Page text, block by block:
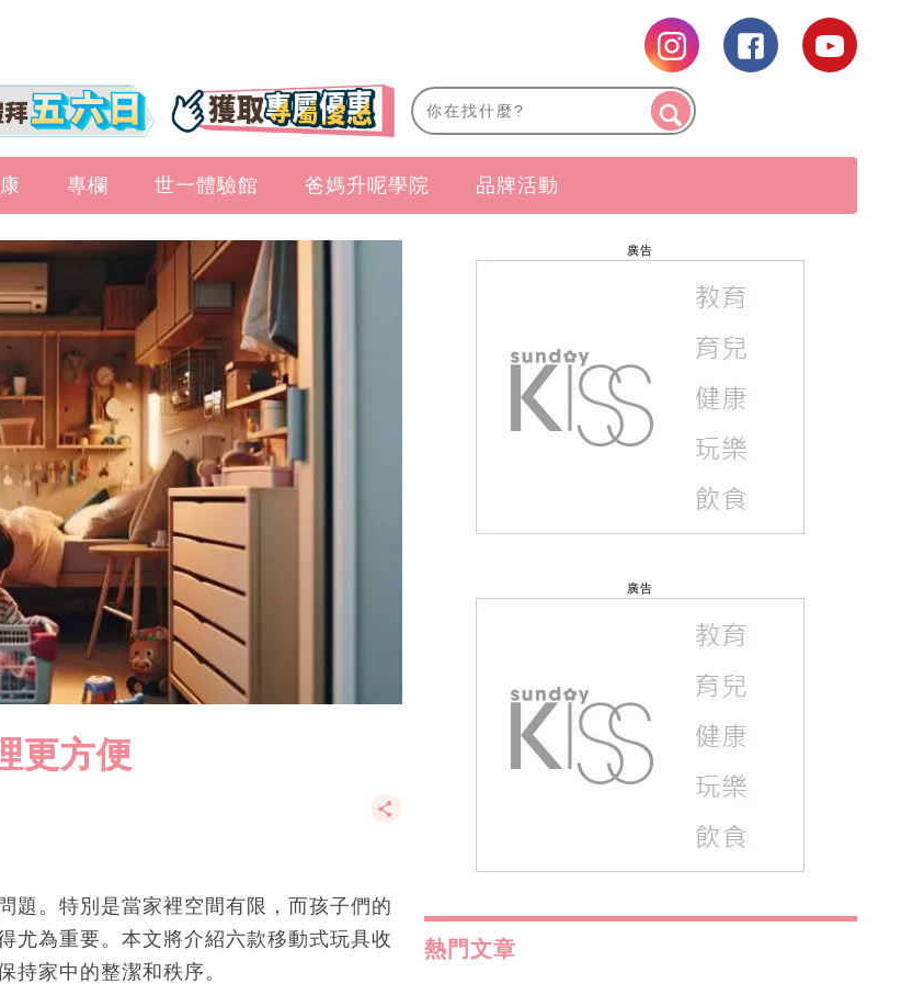
專欄 世一體驗館 爸媽升呢學院 品牌活動
更方便
題。特別是當家裡空間有限，而孩子們的
尤為重要。本文將介紹六款移動式玩具收
持家中的整潔和秩序。
廣告
廣告
熱門文章